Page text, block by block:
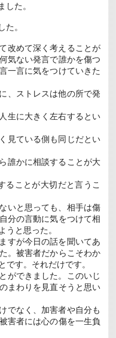
した。
た。
改めて深く考えることが
気ない発言で誰かを傷つ
一言に気をつけていきた
、ストレスは他の所で発
生に大きく左右するとい
見ている側も同じだとい
誰かに相談することが大
ることが大切だと言うこ
いと思っても、相手は傷
分の言動に気をつけて相
うと思った。
すが今日の話を聞いてあ
。被害者だからこそわか
です。それだけです。
ができました。このいじ
まわりを見直そうと思い
でなく、加害者や自分も
害者には心の傷を一生負